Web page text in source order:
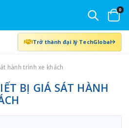
0
Trở thành đại lý TechGlobal
hành trình xe khách
BỊ GIÁ SÁT HÀNH